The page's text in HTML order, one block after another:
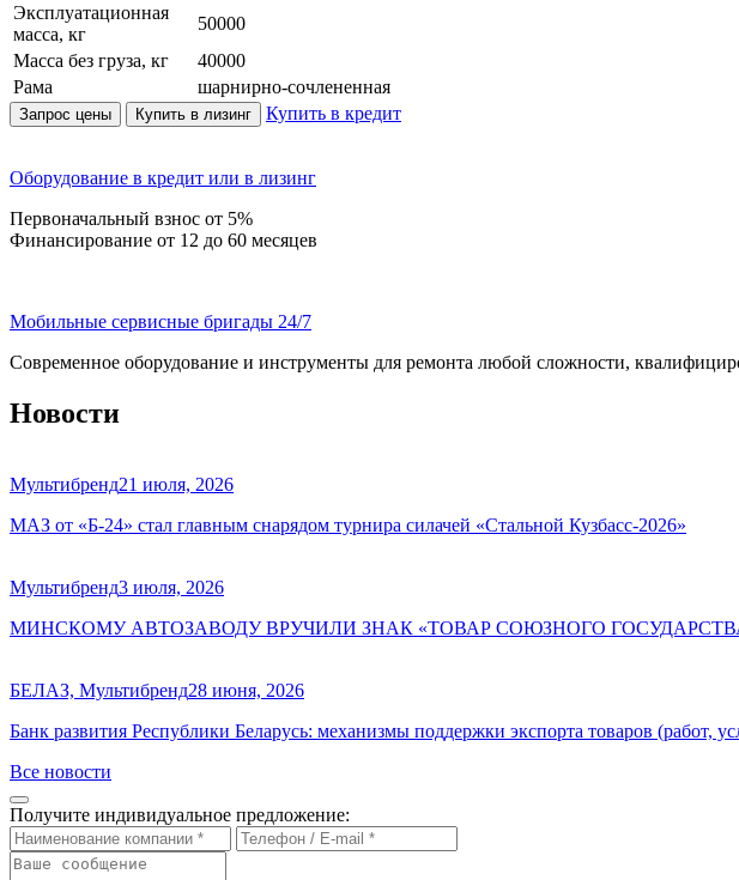
Эксплуатационная
масса, кг
50000
Масса без груза, кг
40000
Рама
шарнирно-сочлененная
Запрос цены Купить в лизинг Купить в кредит
Оборудование в кредит или в лизинг
Первоначальный взнос от 5%
Финансирование от 12 до 60 месяцев
Мобильные сервисные бригады 24/7
Современное оборудование и инструменты для ремонта любой сложности,
Новости
Мультибренд21 июля, 2026
МАЗ от «Б-24» стал главным снарядом турнира силачей «Стальной Кузбасс-2026»
Мультибренд3 июля, 2026
МИНСКОМУ АВТОЗАВОДУ ВРУЧИЛИ ЗНАК «ТОВАР СОЮЗНОГО
БЕЛАЗ, Мультибренд28 июня, 2026
Банк развития Республики Беларусь: механизмы поддержки экспорта товаров (работ,
Все новости
Получите индивидуальное предложение: